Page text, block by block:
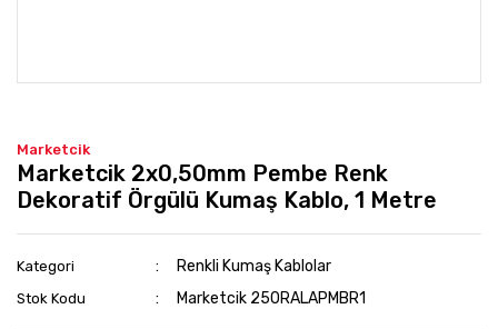
Marketcik
Marketcik 2x0,50mm Pembe Renk
Dekoratif Örgülü Kumaş Kablo, 1 Metre
Kategori Renkli Kumaş Kablolar
Stok Kodu Marketcik 250RALAPMBR1